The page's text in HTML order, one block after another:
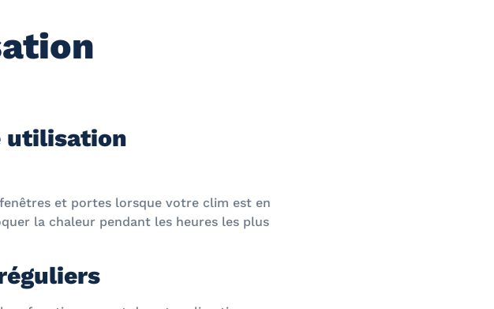
utilisation
et portes lorsque votre clim est en
la chaleur pendant les heures les plus